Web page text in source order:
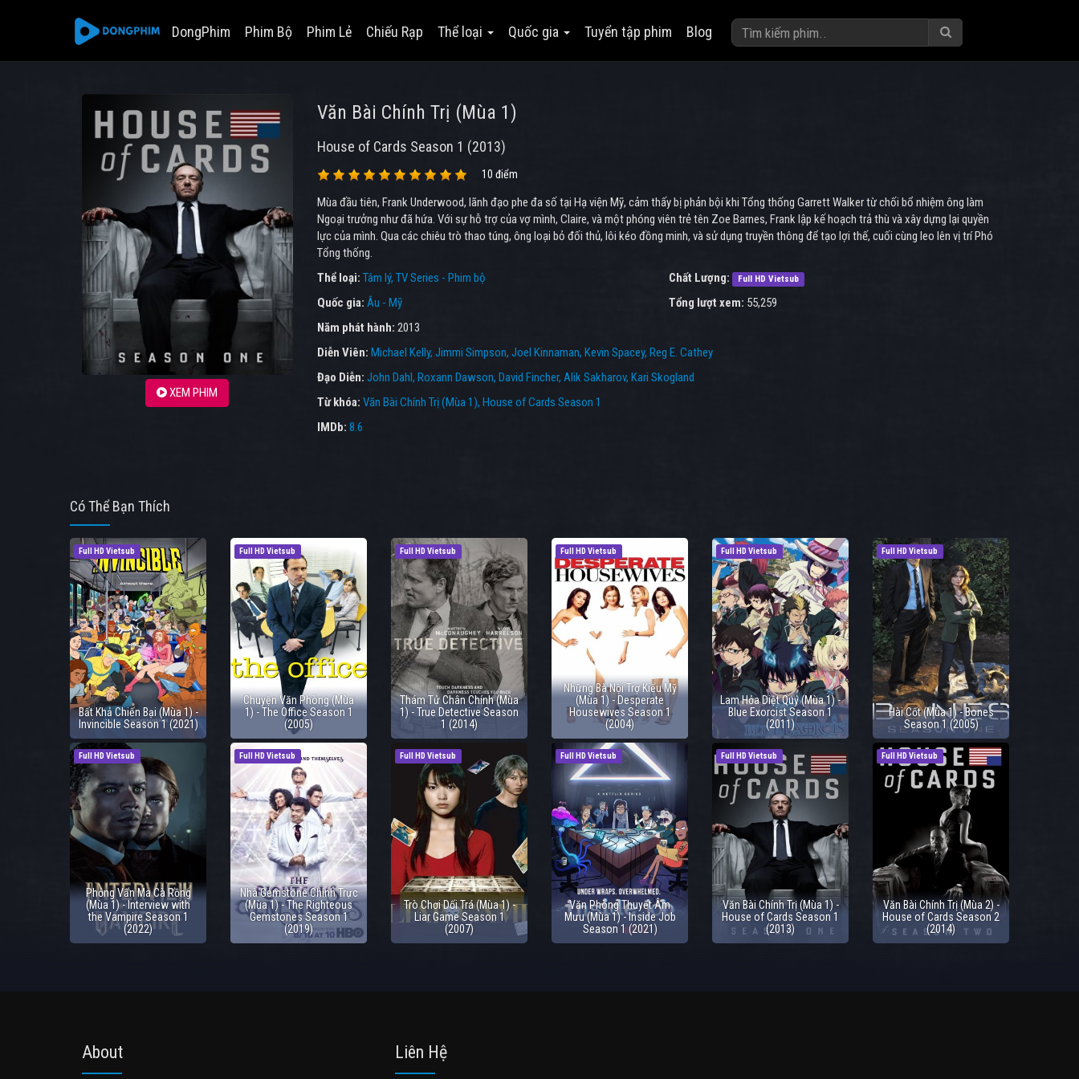
DongPhim Phim Bộ Phim Lẻ Chiếu Rạp Thể loại Quốc gia Tuyển tập phim Blog
XEM PHIM
Văn Bài Chính Trị (Mùa 1)
House of Cards Season 1 (2013)
10 điểm
Mùa đầu tiên, Frank Underwood, lãnh đạo phe đa số tại Hạ viện Mỹ, cảm thấy bị phản bội khi Tổng thống Garrett Walker từ chối bổ nhiệm ông làm
Ngoại trưởng như đã hứa. Với sự hỗ trợ của vợ mình, Claire, và một phóng viên trẻ tên Zoe Barnes, Frank lập kế hoạch trả thù và xây dựng lại quyền
lực của mình. Qua các chiêu trò thao túng, ông loại bỏ đối thủ, lôi kéo đồng minh, và sử dụng truyền thông để tạo lợi thế, cuối cùng leo lên vị trí Phó
Tổng thống.
Thể loại: Tâm lý TV Series - Phim bộ
Quốc gia: Âu - Mỹ
Năm phát hành: 2013
Chất Lượng: Full HD Vietsub
Tổng lượt xem: 55,259
Diễn Viên: Michael Kelly Jimmi Simpson Joel Kinnaman Kevin Spacey Reg E. Cathey
Đạo Diễn: John Dahl Roxann Dawson David Fincher Alik Sakharov Kari Skogland
Từ khóa: Văn Bài Chính Trị (Mùa 1), House of Cards Season 1
IMDb: 8.6
Có Thể Bạn Thích
Full HD Vietsub
Bất Khả Chiến Bại (Mùa 1) -
Invincible Season 1 (2021)
Full HD Vietsub
Chuyện Văn Phòng (Mùa
1) - The Office Season 1
(2005)
Full HD Vietsub
Thám Tử Chân Chính (Mùa
1) - True Detective Season
1 (2014)
Full HD Vietsub
Những Bà Nội Trợ Kiểu Mỹ
(Mùa 1) - Desperate
Housewives Season 1
(2004)
Full HD Vietsub
Lam Hỏa Diệt Quỷ (Mùa 1) -
Blue Exorcist Season 1
(2011)
Full HD Vietsub
Hài Cốt (Mùa 1) - Bones
Season 1 (2005)
Full HD Vietsub
Phỏng Vấn Ma Cà Rồng
(Mùa 1) - Interview with
the Vampire Season 1
(2022)
Full HD Vietsub
Nhà Gemstone Chính Trực
(Mùa 1) - The Righteous
Gemstones Season 1
(2019)
Full HD Vietsub
Trò Chơi Dối Trá (Mùa 1) -
Liar Game Season 1
(2007)
Full HD Vietsub
Văn Phòng Thuyết Âm
Mưu (Mùa 1) - Inside Job
Season 1 (2021)
Full HD Vietsub
Văn Bài Chính Trị (Mùa 1) -
House of Cards Season 1
(2013)
Full HD Vietsub
Văn Bài Chính Trị (Mùa 2) -
House of Cards Season 2
(2014)
About Liên Hệ